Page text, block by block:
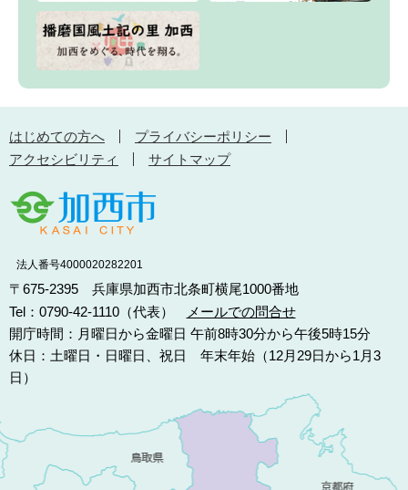
はじめての方へ
プライバシーポリシー
アクセシビリティ
サイトマップ
法人番号4000020282201
〒675-2395 兵庫県加西市北条町横尾1000番地
Tel：0790-42-1110（代表）
メールでの問合せ
開庁時間：月曜日から金曜日 午前8時30分から午後5時15分
休日：土曜日・日曜日、祝日 年末年始（12月29日から1月3
日）